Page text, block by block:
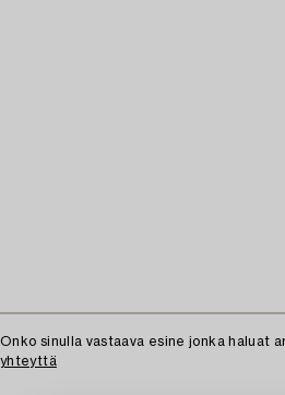
Onko sinulla vastaava esine jonka haluat
yhteyttä